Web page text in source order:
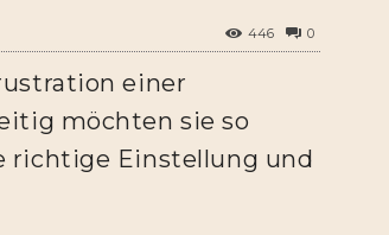
0
446
einer
möchten sie so
richtige Einstellung und